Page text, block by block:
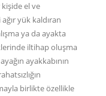
el ve
yük kaldıran
ya da ayakta
iltihap oluşma
ayakkabının
birlikte özellikle